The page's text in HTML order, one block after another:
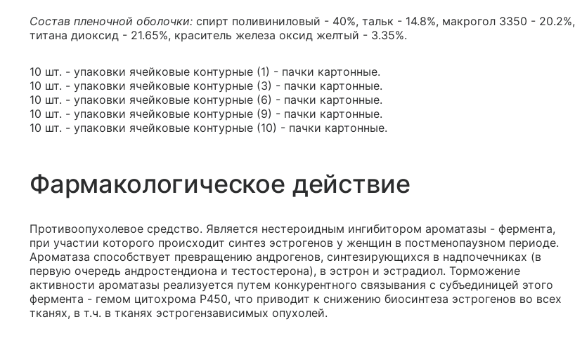
Состав пленочной оболочки: спирт поливиниловый - 40%, тальк - 14.8%, макрогол 3350 - 20.2%,
титана диоксид - 21.65%, краситель железа оксид желтый - 3.35%.
10 шт. - упаковки ячейковые контурные (1) - пачки картонные.
10 шт. - упаковки ячейковые контурные (3) - пачки картонные.
10 шт. - упаковки ячейковые контурные (6) - пачки картонные.
10 шт. - упаковки ячейковые контурные (9) - пачки картонные.
10 шт. - упаковки ячейковые контурные (10) - пачки картонные.
Фармакологическое действие
Противоопухолевое средство. Является нестероидным ингибитором ароматазы - фермента,
при участии которого происходит синтез эстрогенов у женщин в постменопаузном периоде.
Ароматаза способствует превращению андрогенов, синтезирующихся в надпочечниках (в
первую очередь андростендиона и тестостерона), в эстрон и эстрадиол. Торможение
активности ароматазы реализуется путем конкурентного связывания с субъединицей этого
фермента - гемом цитохрома P450, что приводит к снижению биосинтеза эстрогенов во всех
тканях, в т.ч. в тканях эстрогензависимых опухолей.